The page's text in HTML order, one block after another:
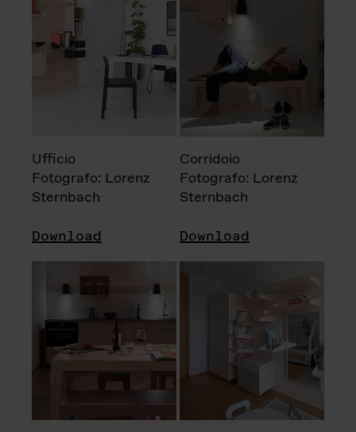
Ufficio
Fotografo: Lorenz
Sternbach
Download
Corridoio
Fotografo: Lorenz
Sternbach
Download